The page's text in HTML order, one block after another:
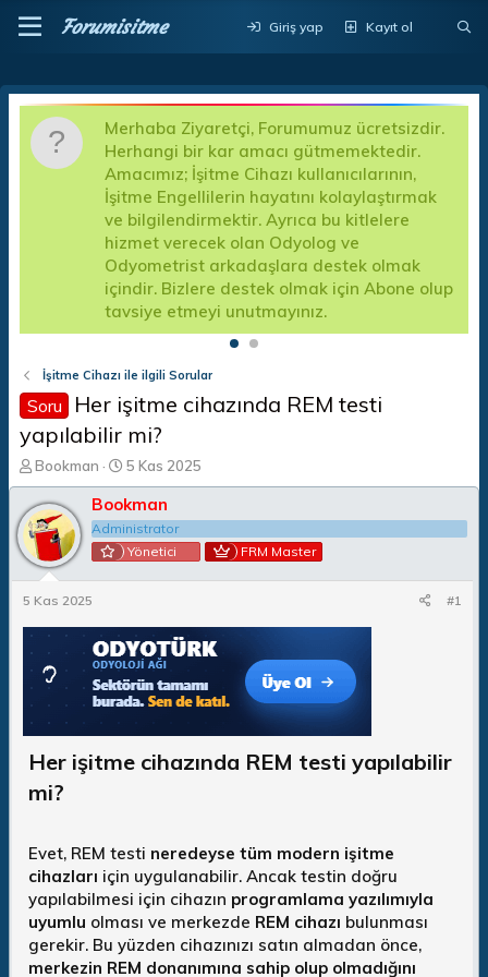
Forumisitme Giriş yap Kayıt ol
Merhaba Ziyaretçi, Forumumuz ücretsizdir.
Herhangi bir kar amacı gütmemektedir.
Amacımız; İşitme Cihazı kullanıcılarının,
İşitme Engellilerin hayatını kolaylaştırmak
ve bilgilendirmektir. Ayrıca bu kitlelere
hizmet verecek olan Odyolog ve
Odyometrist arkadaşlara destek olmak
içindir. Bizlere destek olmak için Abone olup
tavsiye etmeyi unutmayınız.
İşitme Cihazı ile ilgili Sorular
Soru
Her işitme cihazında REM testi
yapılabilir mi?
K
o
n
b
u
y
u
b
n
Bookman
B
a
ş
l
a
n
g
t
a
r
i
i
5 Kas 2025
Bookman
Administrator
Yönetici
FRM Master
5 Kas 2025 #1
Her işitme cihazında REM testi yapılabilir
mi?​
Evet, REM testi neredeyse tüm modern işitme
cihazları için uygulanabilir. Ancak testin doğru
yapılabilmesi için cihazın programlama yazılımıyla
uyumlu olması ve merkezde REM cihazı bulunması
gerekir. Bu yüzden cihazınızı satın almadan önce,
merkezin REM donanımına sahip olup olmadığını